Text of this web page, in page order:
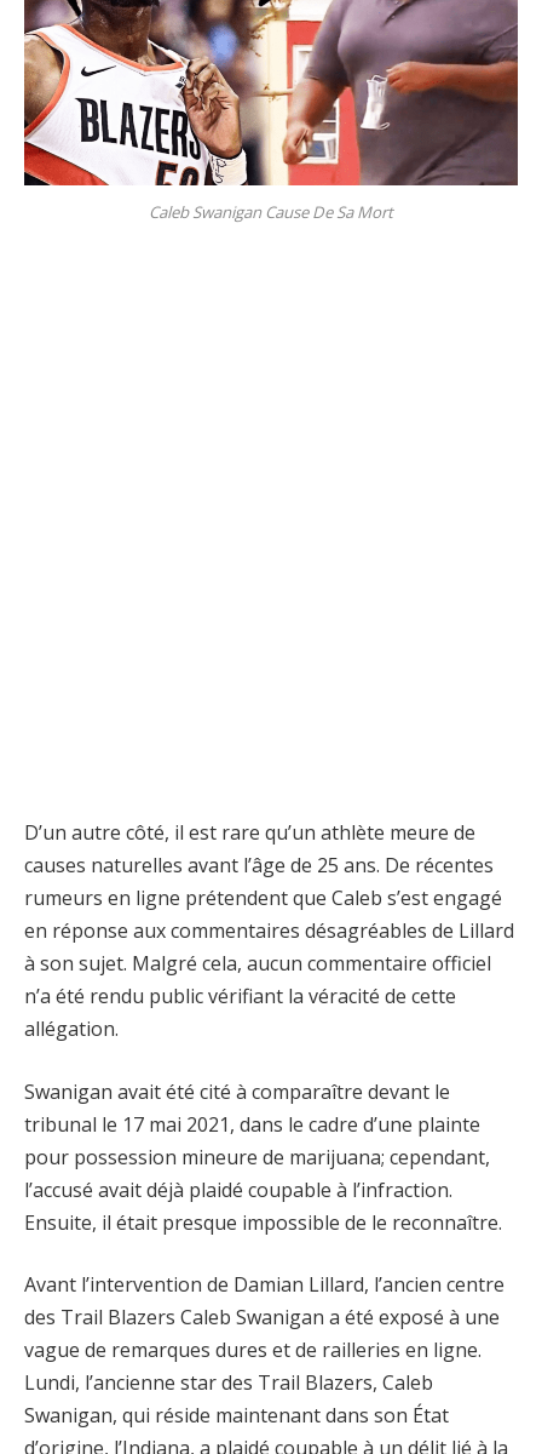
Caleb Swanigan Cause De Sa Mort
D’un autre côté, il est rare qu’un athlète meure de
causes naturelles avant l’âge de 25 ans. De récentes
rumeurs en ligne prétendent que Caleb s’est engagé
en réponse aux commentaires désagréables de Lillard
à son sujet. Malgré cela, aucun commentaire officiel
n’a été rendu public vérifiant la véracité de cette
allégation.
Swanigan avait été cité à comparaître devant le
tribunal le 17 mai 2021, dans le cadre d’une plainte
pour possession mineure de marijuana; cependant,
l’accusé avait déjà plaidé coupable à l’infraction.
Ensuite, il était presque impossible de le reconnaître.
Avant l’intervention de Damian Lillard, l’ancien centre
des Trail Blazers Caleb Swanigan a été exposé à une
vague de remarques dures et de railleries en ligne.
Lundi, l’ancienne star des Trail Blazers, Caleb
Swanigan, qui réside maintenant dans son État
d’origine, l’Indiana, a plaidé coupable à un délit lié à la